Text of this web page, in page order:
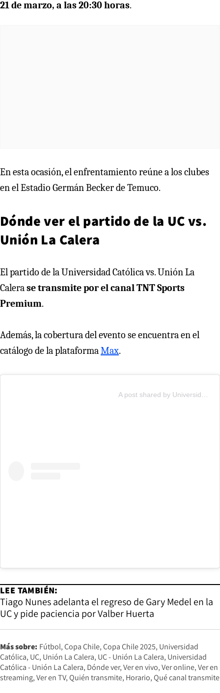
21 de marzo, a las 20:30 horas.
En esta ocasión, el enfrentamiento reúne a los clubes
en el Estadio Germán Becker de Temuco.
Dónde ver el partido de la UC vs.
Unión La Calera
El partido de la Universidad Católica vs. Unión La
Calerase transmite por el canal TNT Sports
Premium.
Además, la cobertura del evento se encuentra en el
catálogo de la plataformaMax.
LEE TAMBIÉN:
Tiago Nunes adelanta el regreso de Gary Medel en la
UC y pide paciencia por Valber Huerta
Más sobre: Fútbol Copa Chile Copa Chile 2025 Universidad
Católica UC Unión La Calera UC - Unión La Calera Universidad
Católica - Unión La Calera Dónde ver Ver en vivo Ver online Ver en
streaming Ver en TV Quién transmite Horario Qué canal transmite